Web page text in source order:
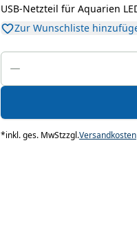
USB-Netzteil für Aquarien
Zur Wunschliste
*inkl. ges. MwStzzgl.Versandkosten